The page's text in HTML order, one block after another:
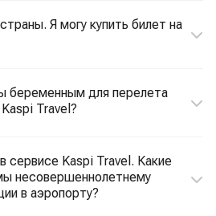
Я могу купить билет на
беременным для перелета
Travel?
сервисе Kaspi Travel. Какие
несовершеннолетнему
в аэропорту?